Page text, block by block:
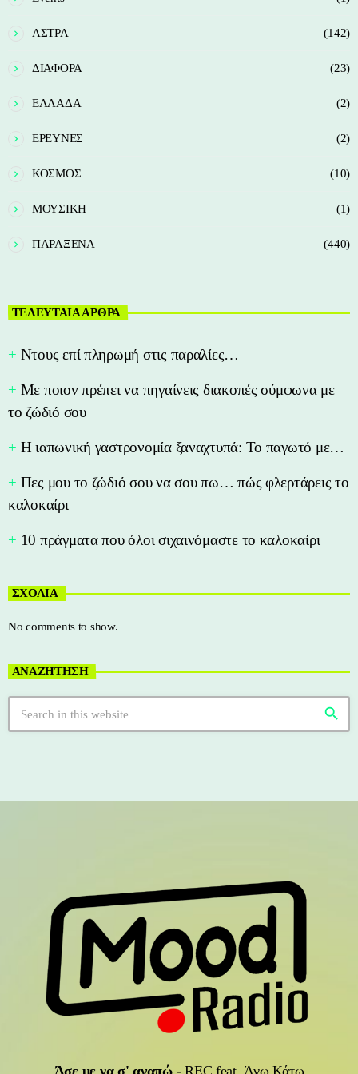
ΑΣΤΡΑ (142)
ΔΙΑΦΟΡΑ (23)
ΕΛΛΑΔΑ (2)
ΕΡΕΥΝΕΣ (2)
ΚΟΣΜΟΣ (10)
ΜΟΥΣΙΚΗ (1)
ΠΑΡΑΞΕΝΑ (440)
ΤΕΛΕΥΤΑΙΑ ΑΡΘΡΑ
Nτους επί πληρωμή στις παραλίες…
Με ποιον πρέπει να πηγαίνεις διακοπές σύμφωνα με
το ζώδιό σου
Η ιαπωνική γαστρονομία ξαναχτυπά: Το παγωτό με…
Πες μου το ζώδιό σου να σου πω… πώς φλερτάρεις το
καλοκαίρι
10 πράγματα που όλοι σιχαινόμαστε το καλοκαίρι
ΣΧΟΛΙΑ
No comments to show.
ΑΝΑΖΗΤΗΣΗ
search